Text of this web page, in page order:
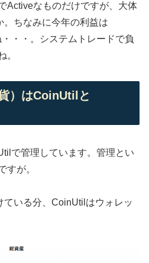
Activeなものだけですが、大体
ちなみに今年の利益は
・・。システムトレードで負
。
）はCoinUtilと
で管理しています。管理とい
すが。
いる分、CoinUtilはウォレッ